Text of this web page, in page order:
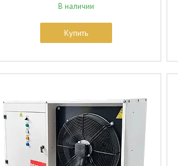
В наличии
Купить